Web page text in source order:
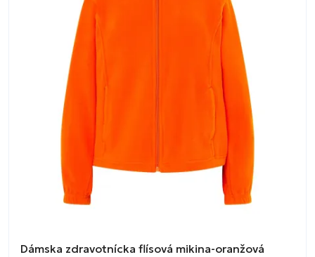
Dámska zdravotnícka flísová mikina-oranžová